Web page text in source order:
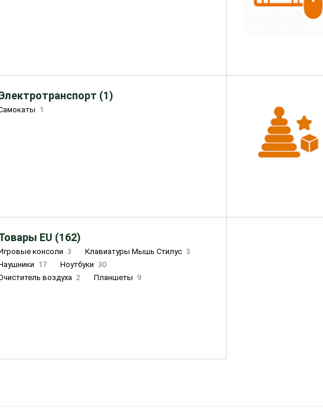
(1)
1
EU (162)
консоли 3 Клавиатуры Мышь Стилус 3
17 Ноутбуки 30
воздуха 2 Планшеты 9